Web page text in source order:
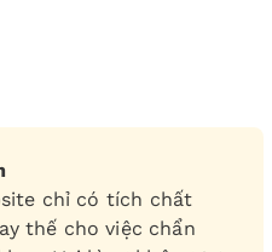
chỉ có tích chất
thế cho việc chẩn